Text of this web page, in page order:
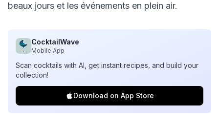
beaux jours et les événements en plein air.
CocktailWave
Mobile App
Scan cocktails with AI, get instant recipes, and build your
collection!
Download on App Store